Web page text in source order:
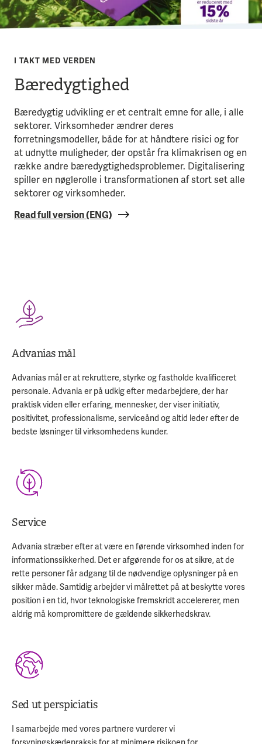
I TAKT MED VERDEN
Bæredygtighed
Bæredygtig udvikling er et centralt emne for alle, i alle
sektorer. Virksomheder ændrer deres
forretningsmodeller, både for at håndtere risici og for
at udnytte muligheder, der opstår fra klimakrisen og en
række andre bæredygtighedsproblemer. Digitalisering
spiller en nøglerolle i transformationen af stort set alle
sektorer og virksomheder.
Read full version (ENG)
Advanias mål
Advanias mål er at rekruttere, styrke og fastholde kvalificeret
personale. Advania er på udkig efter medarbejdere, der har
praktisk viden eller erfaring, mennesker, der viser initiativ,
positivitet, professionalisme, serviceånd og altid leder efter de
bedste løsninger til virksomhedens kunder.
Service
Advania stræber efter at være en førende virksomhed inden for
informationssikkerhed. Det er afgørende for os at sikre, at de
rette personer får adgang til de nødvendige oplysninger på en
sikker måde. Samtidig arbejder vi målrettet på at beskytte vores
position i en tid, hvor teknologiske fremskridt accelererer, men
aldrig må kompromittere de gældende sikkerhedskrav.
Sed ut perspiciatis
I samarbejde med vores partnere vurderer vi